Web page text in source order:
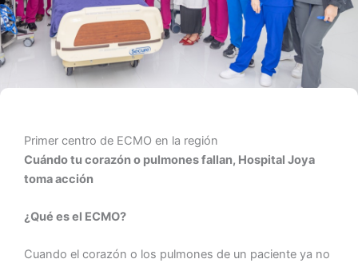
Primer centro de ECMO en la región
Cuándo tu corazón o pulmones fallan, Hospital Joya
toma acción
¿Qué es el ECMO?
Cuando el corazón o los pulmones de un paciente ya no